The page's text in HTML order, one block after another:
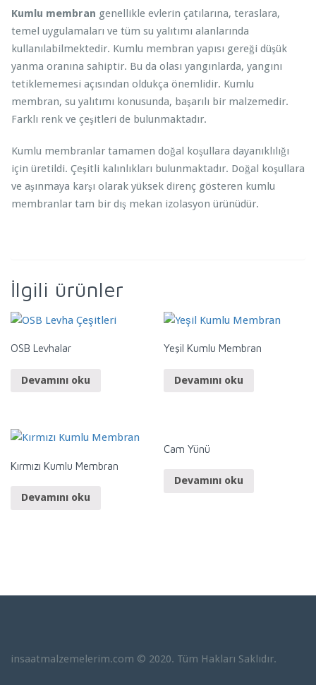
Kumlu membran genellikle evlerin çatılarına, teraslara,
temel uygulamaları ve tüm su yalıtımı alanlarında
kullanılabilmektedir. Kumlu membran yapısı gereği düşük
yanma oranına sahiptir. Bu da olası yangınlarda, yangını
tetiklememesi açısından oldukça önemlidir. Kumlu
membran, su yalıtımı konusunda, başarılı bir malzemedir.
Farklı renk ve çeşitleri de bulunmaktadır.
Kumlu membranlar tamamen doğal koşullara dayanıklılığı
için üretildi. Çeşitli kalınlıkları bulunmaktadır. Doğal koşullara
ve aşınmaya karşı olarak yüksek direnç gösteren kumlu
membranlar tam bir dış mekan izolasyon ürünüdür.
İlgili ürünler
OSB Levhalar
Devamını oku
Yeşil Kumlu Membran
Devamını oku
Kırmızı Kumlu Membran
Devamını oku
Cam Yünü
Devamını oku
insaatmalzemelerim.com © 2020. Tüm Hakları Saklıdır.